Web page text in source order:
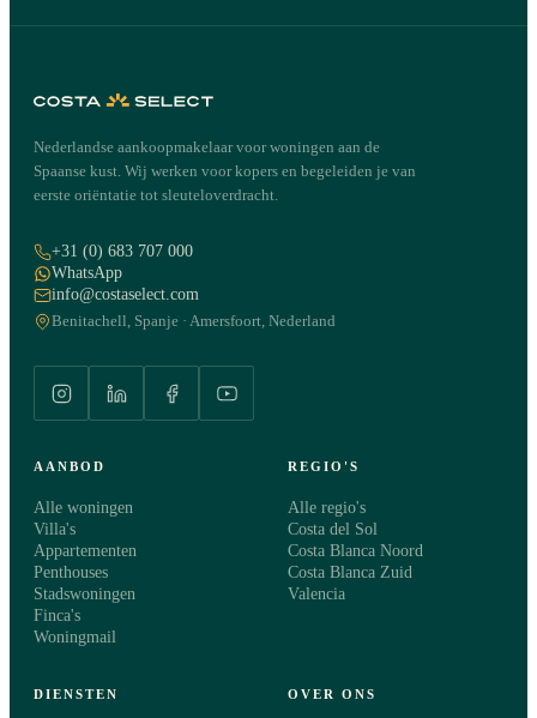
Nederlandse aankoopmakelaar voor woningen aan de
Spaanse kust. Wij werken voor kopers en begeleiden je van
eerste oriëntatie tot sleuteloverdracht.
+31 (0) 683 707 000
WhatsApp
info@costaselect.com
Benitachell, Spanje · Amersfoort, Nederland
AANBOD
Alle woningen
Villa's
Appartementen
Penthouses
Stadswoningen
Finca's
Woningmail
REGIO'S
Alle regio's
Costa del Sol
Costa Blanca Noord
Costa Blanca Zuid
Valencia
DIENSTEN OVER ONS